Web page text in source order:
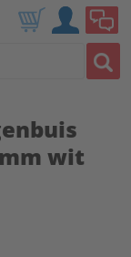
wit